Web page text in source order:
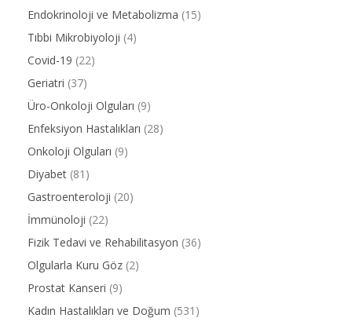
Endokrinoloji ve Metabolizma (15)
Tıbbi Mikrobiyoloji (4)
Covid-19 (22)
Geriatri (37)
Üro-Onkoloji Olguları (9)
Enfeksiyon Hastalıkları (28)
Onkoloji Olguları (9)
Diyabet (81)
Gastroenteroloji (20)
İmmünoloji (22)
Fizik Tedavi ve Rehabilitasyon (36)
Olgularla Kuru Göz (2)
Prostat Kanseri (9)
Kadın Hastalıkları ve Doğum (531)